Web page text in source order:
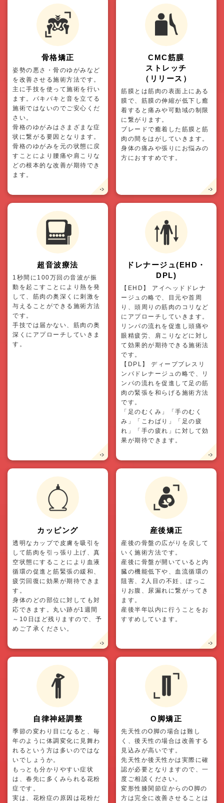
骨格矯正
姿勢の悪さ・骨のゆがみなど
を改善させる施術方法です。
主に手技を使って施術を行い
ます。バキバキと音を立てる
施術ではないのでご安心くだ
さい。
骨格のゆがみはさまざまな症
状に繋がる要因となります。
骨格のゆがみを元の状態に戻
すことにより腰痛や肩こりな
どの根本的な改善が期待でき
ます。
CMC筋膜
ストレッチ
（リリース）
筋膜とは筋肉の表面上にある
膜で、筋膜の伸縮が低下し癒
着すると痛みや可動域の制限
に繋がります。
ブレードで癒着した筋膜と筋
肉の間をはがしていきます。
身体の痛みや張りにお悩みの
方におすすめです。
超音波療法
1秒間に100万回の音波が振
動を起こすことにより熱を発
して、筋肉の奥深くに刺激を
与えることができる施術方法
です。
手技では届かない、筋肉の奥
深くにアプローチしていきま
す。
ドレナージュ(EHD・
DPL)
【EHD】 アイヘッドドレナ
ージュの略で、目元や首周
り、頭周りの筋肉のコリなど
にアプローチしていきます。
リンパの流れを促進し頭痛や
眼精疲労、肩こりなどに対し
て効果的が期待できる施術法
です。
【DPL】 ディーププレスリ
ンパドレナージュの略で、リ
ンパの流れを促進して足の筋
肉の緊張を和らげる施術方法
です。
「足のむくみ」「手のむく
み」「こわばり」「足の疲
れ」「手の疲れ」に対して効
果が期待できます。
カッピング
透明なカップで皮膚を吸引を
して筋肉を引っ張り上げ、真
空状態にすることにより血液
循環の促進と筋緊張の緩和、
疲労回復に効果が期待できま
す。
身体のどの部位に対しても対
応できます。丸い跡が1週間
～10日ほど残りますので、予
めご了承ください。
産後矯正
産後の骨盤の広がりを戻して
いく施術方法です。
産後に骨盤が開いていると内
臓の機能低下や、血流循環の
阻害、2人目の不妊、ぽっこ
りお腹、尿漏れに繋がってき
ます。
産後半年以内に行うことをお
すすめしています。
自律神経調整
季節の変わり目になると、毎
年のように体調変化に見舞わ
れるという方は多いのではな
いでしょうか。
もっとも分かりやすい症状
は、春先に多くみられる花粉
症です。
実は、花粉症の原因は花粉だ
O脚矯正
先天性のO脚の場合は難し
く、後天性の場合は改善する
見込みが高いです。
先天性か後天性かは実際に確
認が必要となりますので、一
度ご相談ください。
変形性膝関節症からのO脚の
方は完全に改善させることは